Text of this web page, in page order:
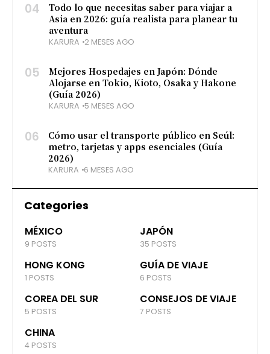
04
Todo lo que necesitas saber para viajar a
Asia en 2026: guía realista para planear tu
aventura
KARURA 2 MESES AGO
05
Mejores Hospedajes en Japón: Dónde
Alojarse en Tokio, Kioto, Osaka y Hakone
(Guía 2026)
KARURA 5 MESES AGO
06
Cómo usar el transporte público en Seúl:
metro, tarjetas y apps esenciales (Guía
2026)
KARURA 6 MESES AGO
Categories
MÉXICO
9 POSTS
JAPÓN
35 POSTS
HONG KONG
1 POSTS
GUÍA DE VIAJE
6 POSTS
COREA DEL SUR
5 POSTS
CONSEJOS DE VIAJE
7 POSTS
CHINA
4 POSTS